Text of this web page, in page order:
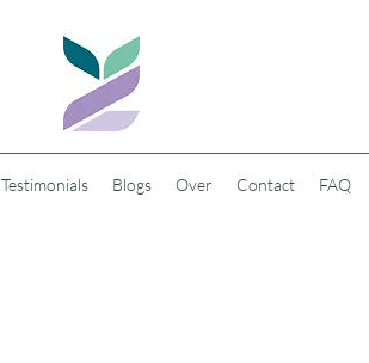
Testimonials Blogs Over Contact FAQ